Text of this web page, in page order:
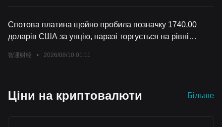
Спотова платина щойно пробила позначку 1740,00
доларів США за унцію, наразі торгується на рівні
день; основний ф’ючерсний контракт на платину Nymex
智通财经 • 2026/08/10 01:11
Ціни на криптовалюти Більше